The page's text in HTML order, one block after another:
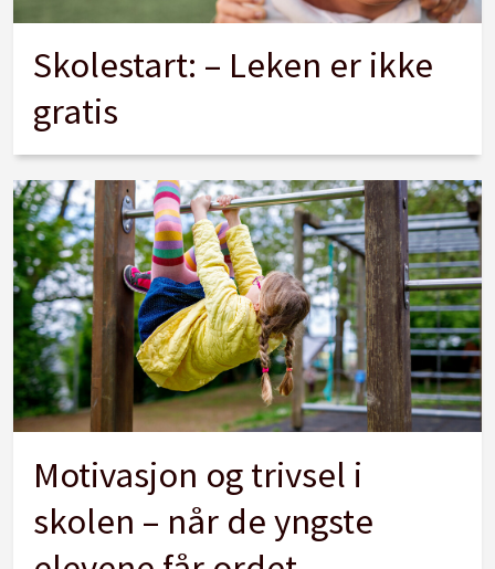
Skolestart: – Leken er ikke
gratis
Motivasjon og trivsel i
skolen – når de yngste